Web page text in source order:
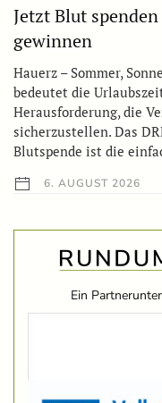
Jetzt Blut
gewinnen
Hauerz – Sommer,
bedeutet die
Herausforderung, die
sicherzustellen. Das
Blutspende ist die
6. AUGUST 2026
Ein